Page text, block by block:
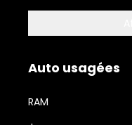
Auto usagées
RAM